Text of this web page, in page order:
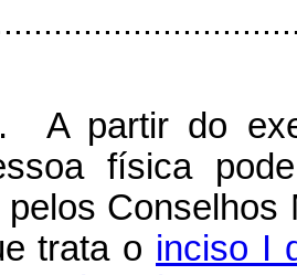
A partir do
física
trata o inciso I